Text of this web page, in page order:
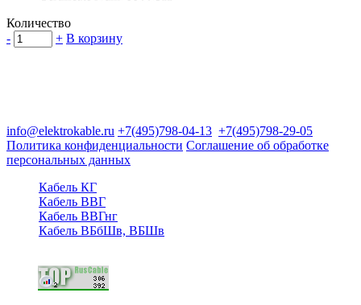
Количество
-
+ В корзину
info@elektrokable.ru +7(495)798-04-13 +7(495)798-29-05
Политика конфиденциальности Соглашение об обработке
персональных данных
Кабель КГ
Кабель ВВГ
Кабель ВВГнг
Кабель ВБбШв, ВБШв